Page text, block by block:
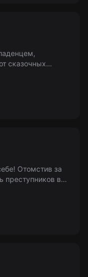
сказочных
Отомстив за
преступников в